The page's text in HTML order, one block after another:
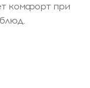
комфорт при